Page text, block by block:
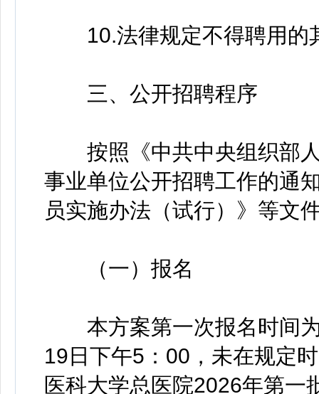
10.法律规定不得聘用的
三、公开招聘程序
按照《中共中央组织部人
事业单位公开招聘工作的通
员实施办法（试行）》等文
（一）报名
本方案第一次报名时间为
19日下午5：00，未在规定
医科大学总医院2026年第一